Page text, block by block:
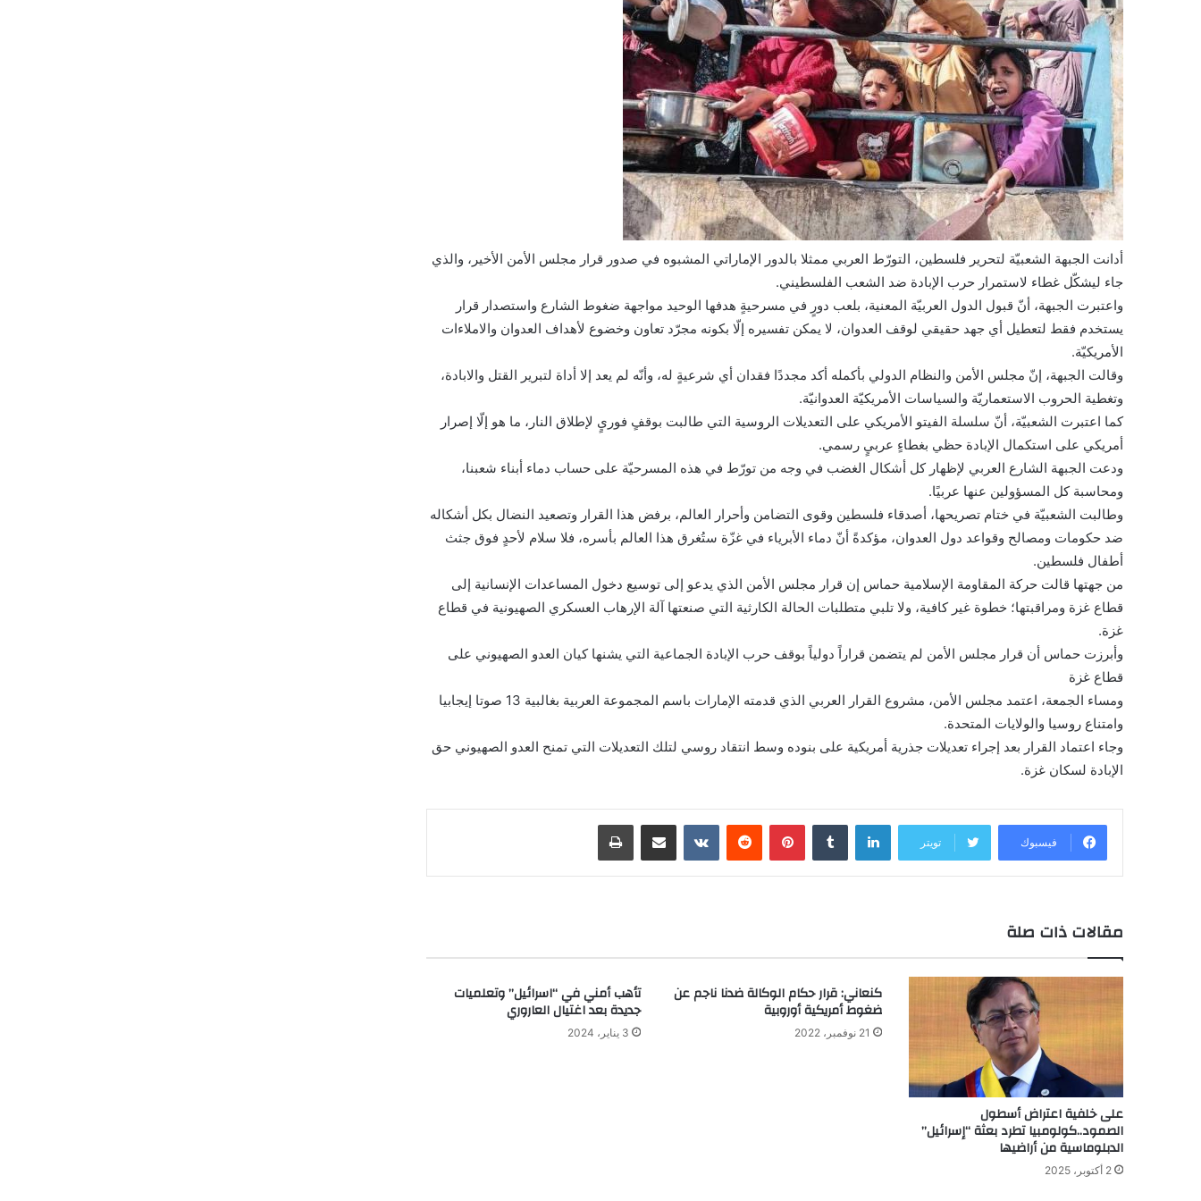
أدانت الجبهة الشعبيّة لتحرير فلسطين، التورّط العربي ممثلا بالدور الإماراتي المشبوه في صدور قرار مجلس الأمن الأخير، والذي
جاء ليشكّل غطاء لاستمرار حرب الإبادة ضد الشعب الفلسطيني.
واعتبرت الجبهة، أنّ قبول الدول العربيّة المعنية، بلعب دورٍ في مسرحيةٍ هدفها الوحيد مواجهة ضغوط الشارع واستصدار قرار
يستخدم فقط لتعطيل أي جهد حقيقي لوقف العدوان، لا يمكن تفسيره إلّا بكونه مجرّد تعاون وخضوع لأهداف العدوان والاملاءات
الأمريكيّة.
وقالت الجبهة، إنّ مجلس الأمن والنظام الدولي بأكمله أكد مجددًا فقدان أي شرعيةٍ له، وأنّه لم يعد إلا أداة لتبرير القتل والابادة،
وتغطية الحروب الاستعماريّة والسياسات الأمريكيّة العدوانيّة.
كما اعتبرت الشعبيّة، أنّ سلسلة الفيتو الأمريكي على التعديلات الروسية التي طالبت بوقفٍ فوريٍ لإطلاق النار، ما هو إلّا إصرار
أمريكي على استكمال الإبادة حظي بغطاءٍ عربيٍ رسمي.
ودعت الجبهة الشارع العربي لإظهار كل أشكال الغضب في وجه من تورّط في هذه المسرحيّة على حساب دماء أبناء شعبنا،
ومحاسبة كل المسؤولين عنها عربيًا.
وطالبت الشعبيّة في ختام تصريحها، أصدقاء فلسطين وقوى التضامن وأحرار العالم، برفض هذا القرار وتصعيد النضال بكل أشكاله
ضد حكومات ومصالح وقواعد دول العدوان، مؤكدةً أنّ دماء الأبرياء في غزّة ستُغرق هذا العالم بأسره، فلا سلام لأحدٍ فوق جثث
أطفال فلسطين.
من جهتها قالت حركة المقاومة الإسلامية حماس إن قرار مجلس الأمن الذي يدعو إلى توسيع دخول المساعدات الإنسانية إلى
قطاع غزة ومراقبتها؛ خطوة غير كافية، ولا تلبي متطلبات الحالة الكارثية التي صنعتها آلة الإرهاب العسكري الصهيونية في قطاع
غزة.
وأبرزت حماس أن قرار مجلس الأمن لم يتضمن قراراً دولياً بوقف حرب الإبادة الجماعية التي يشنها كيان العدو الصهيوني على
قطاع غزة
ومساء الجمعة، اعتمد مجلس الأمن، مشروع القرار العربي الذي قدمته الإمارات باسم المجموعة العربية بغالبية 13 صوتا إيجابيا
وامتناع روسيا والولايات المتحدة.
وجاء اعتماد القرار بعد إجراء تعديلات جذرية أمريكية على بنوده وسط انتقاد روسي لتلك التعديلات التي تمنح العدو الصهيوني حق
الإبادة لسكان غزة.
فيسبوك تويتر
لينكدإن بينتيريست
مقالات ذات صلة
على خلفية اعتراض أسطول
الصمود..كولومبيا تطرد بعثة “إسرائيل”
الدبلوماسية من أراضيها
2 أكتوبر، 2025
كنعاني: قرار حكام الوكالة ضدنا ناجم عن
ضغوط أمريكية أوروبية
21 نوفمبر، 2022
تأهب أمني في “اسرائيل” وتعلميات
جديدة بعد اغتيال العاروري
3 يناير، 2024